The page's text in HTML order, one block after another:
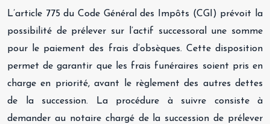
L’article 775 du Code Général des Impôts (CGI) prévoit la
possibilité de prélever sur l’actif successoral une somme
pour le paiement des frais d’obsèques. Cette disposition
permet de garantir que les frais funéraires soient pris en
charge en priorité, avant le règlement des autres dettes
de la succession. La procédure à suivre consiste à
demander au notaire chargé de la succession de prélever